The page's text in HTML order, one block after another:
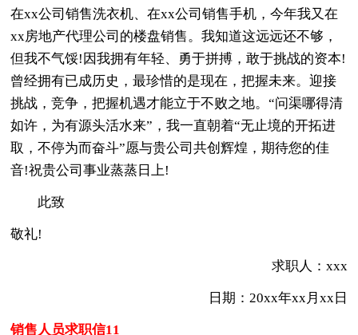
在xx公司销售洗衣机、在xx公司销售手机，今年我又在
xx房地产代理公司的楼盘销售。我知道这远远还不够，
但我不气馁!因我拥有年轻、勇于拼搏，敢于挑战的资本!
曾经拥有已成历史，最珍惜的是现在，把握未来。迎接
挑战，竞争，把握机遇才能立于不败之地。“问渠哪得清
如许，为有源头活水来”，我一直朝着“无止境的开拓进
取，不停为而奋斗”愿与贵公司共创辉煌，期待您的佳
音!祝贵公司事业蒸蒸日上!
此致
敬礼!
求职人：xxx
日期：20xx年xx月xx日
销售人员求职信11